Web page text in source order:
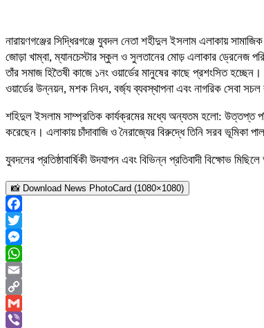
নারায়ণগঞ্জের সিদ্ধিরগঞ্জে যুবদল নেতা শহীদুল ইসলাম এলাকায়
জোড়া খাম্বা, ম্যানচেস্টার স্কুল ও সুলতানের মোড় এলাকার ড্রেনেজ
তাঁর সমাজ হিতৈষী কাজে ১নং ওয়ার্ডের মানুষের কাছে প্রশংসিত
ওয়ার্ডের উন্নয়ন, মশক নিধন, বর্জ্য ব্যবস্থাপনা এবং নাগরিক সেবা
শহিদুল ইসলাম সাম্প্রতিক কার্যক্রমের মধ্যে অন্যতম হলো: উত্তপ্ত
করেছেন। এলাকায় চাঁদাবাজি ও নৈরাজ্যের বিরুদ্ধে তিনি সরব ভূমিকা
যুবদলের প্রতিষ্ঠাবার্ষিকী উদযাপন এবং বিভিন্ন প্রতিবাদী বিক্ষোভ
📸 Download News PhotoCard (1080×1080)
Facebook
Twitter
Messenger
WhatsApp
Email
Copy
Link
Gmail